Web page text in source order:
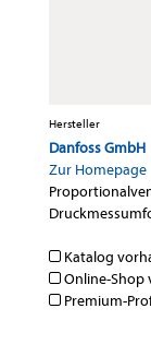
Hersteller
Danfoss GmbH
Zur Homepage
Katalog
Online-Shop
Premium-